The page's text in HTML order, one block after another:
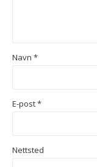
Navn *
E-post*
Nettsted